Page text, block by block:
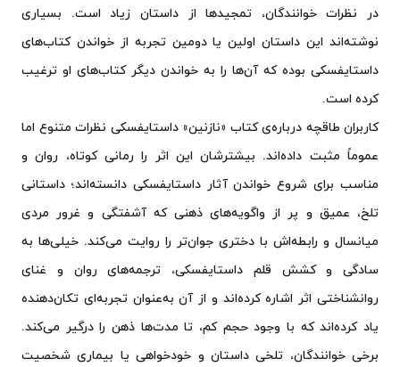
در نظرات خوانندگان، تمجیدها از داستان زیاد است. بسیاری
نوشته‌اند این داستان اولین یا دومین تجربه‌ از خواندن کتاب‌های
داستایفسکی بوده که آن‌ها را به خواندن دیگر کتاب‌های او ترغیب
کرده است.
کاربران طاقچه درباره‌ی کتاب «نازنین» داستایفسکی نظرات متنوع اما
عموماً مثبت داده‌اند. بیشترشان این اثر را رمانی کوتاه، روان و
مناسب برای شروع خواندن آثار داستایفسکی دانسته‌اند؛ داستانی
تلخ، عمیق و پر از واگویه‌های ذهنی که آشفتگی و غرور مردی
میانسال و رابطه‌اش با دختری جوان‌تر را روایت می‌کند. خیلی‌ها به
سادگی و کشش قلم داستایفسکی، ترجمه‌های روان و غنای
روانشناختی اثر اشاره کرده‌اند و از آن به‌عنوان تجربه‌ای تکان‌دهنده
یاد کرده‌اند که با وجود حجم کم، تا مدت‌ها ذهن را درگیر می‌کند.
برخی خوانندگان، تلخی داستان و خودخواهی یا بیماری شخصیت